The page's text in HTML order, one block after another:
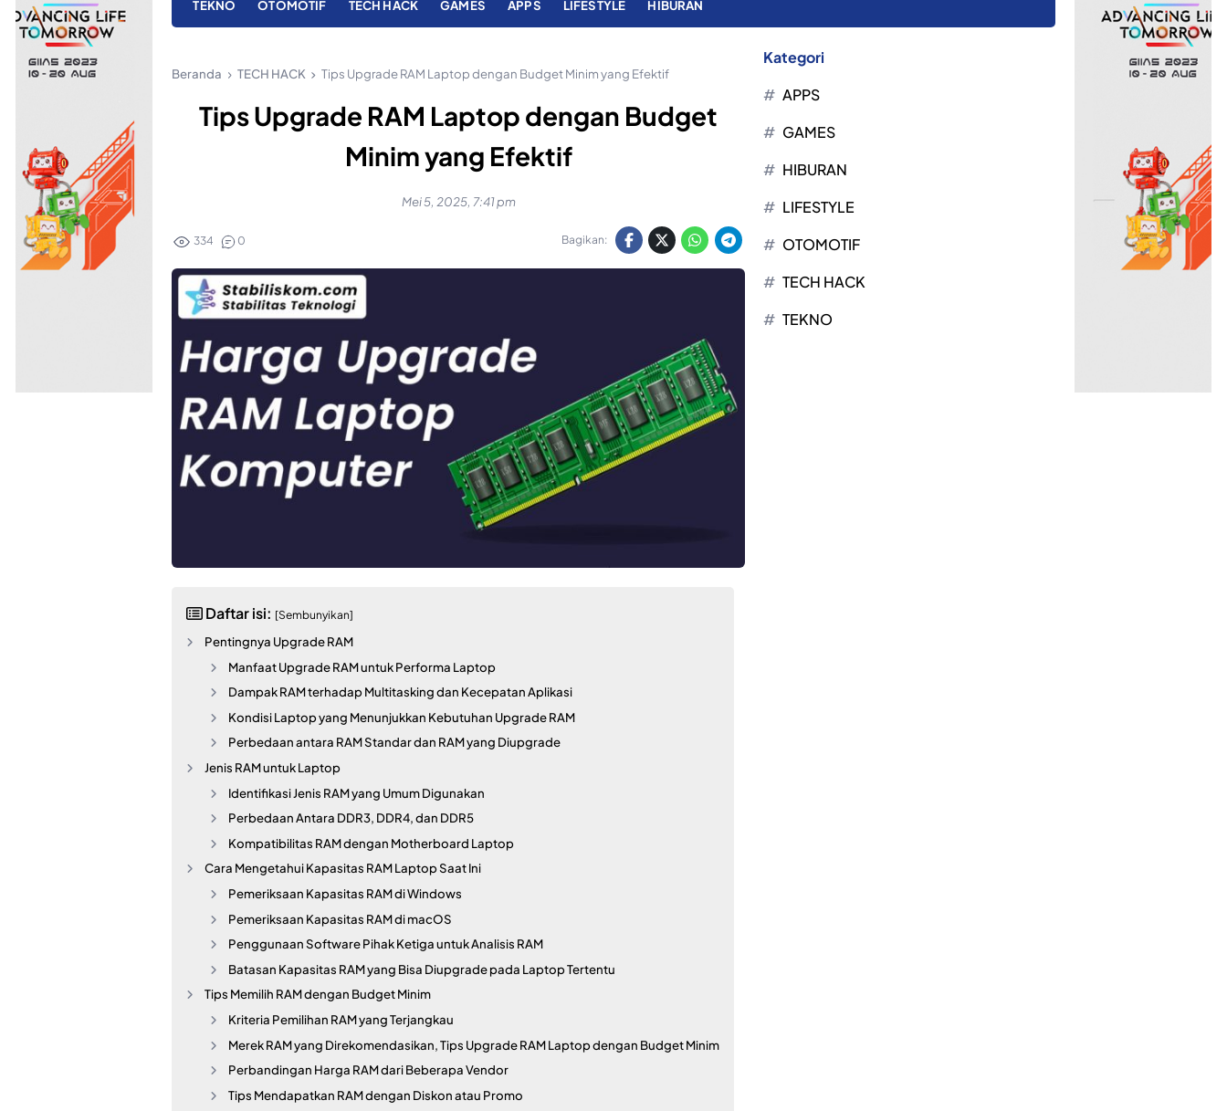
TEKNO OTOMOTIF TECH HACK GAMES APPS LIFESTYLE HIBURAN
Beranda TECH HACK Tips Upgrade RAM Laptop dengan Budget Minim yang Efektif
Tips Upgrade RAM Laptop dengan Budget
Minim yang Efektif
Mei 5, 2025, 7:41 pm
334 0 Bagikan:
Daftar isi: [Sembunyikan]
Pentingnya Upgrade RAM
Manfaat Upgrade RAM untuk Performa Laptop
Dampak RAM terhadap Multitasking dan Kecepatan Aplikasi
Kondisi Laptop yang Menunjukkan Kebutuhan Upgrade RAM
Perbedaan antara RAM Standar dan RAM yang Diupgrade
Jenis RAM untuk Laptop
Identifikasi Jenis RAM yang Umum Digunakan
Perbedaan Antara DDR3, DDR4, dan DDR5
Kompatibilitas RAM dengan Motherboard Laptop
Cara Mengetahui Kapasitas RAM Laptop Saat Ini
Pemeriksaan Kapasitas RAM di Windows
Pemeriksaan Kapasitas RAM di macOS
Penggunaan Software Pihak Ketiga untuk Analisis RAM
Batasan Kapasitas RAM yang Bisa Diupgrade pada Laptop Tertentu
Tips Memilih RAM dengan Budget Minim
Kriteria Pemilihan RAM yang Terjangkau
Merek RAM yang Direkomendasikan, Tips Upgrade RAM Laptop dengan Budget Minim
Perbandingan Harga RAM dari Beberapa Vendor
Tips Mendapatkan RAM dengan Diskon atau Promo
Kategori
APPS
GAMES
HIBURAN
LIFESTYLE
OTOMOTIF
TECH HACK
TEKNO